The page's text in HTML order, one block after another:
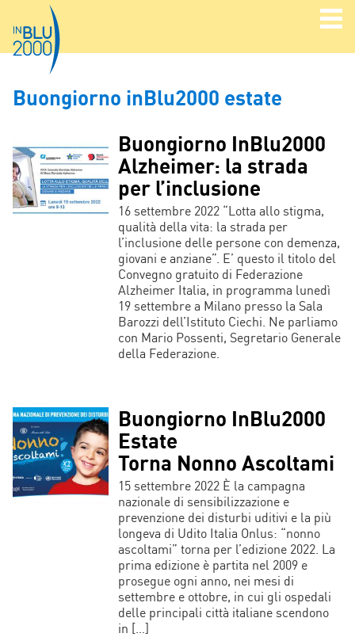
Buongiorno inBlu2000 estate
Buongiorno InBlu2000
Alzheimer: la strada
per l’inclusione
16 settembre 2022 “Lotta allo stigma,
qualità della vita: la strada per
l’inclusione delle persone con demenza,
giovani e anziane”. E’ questo il titolo del
Convegno gratuito di Federazione
Alzheimer Italia, in programma lunedì
19 settembre a Milano presso la Sala
Barozzi dell’Istituto Ciechi. Ne parliamo
con Mario Possenti, Segretario Generale
della Federazione.
Buongiorno InBlu2000
Estate
Torna Nonno Ascoltami
15 settembre 2022 È la campagna
nazionale di sensibilizzazione e
prevenzione dei disturbi uditivi e la più
longeva di Udito Italia Onlus: “nonno
ascoltami” torna per l’edizione 2022. La
prima edizione è partita nel 2009 e
prosegue ogni anno, nei mesi di
settembre e ottobre, in cui gli ospedali
delle principali città italiane scendono
in […]